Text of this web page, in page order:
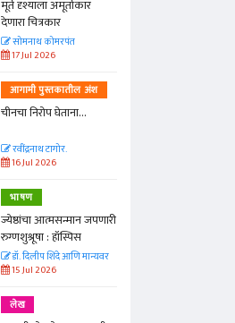
मूर्त दृश्याला अमूर्ताकार
देणारा चित्रकार
सोमनाथ कोमरपंत
17 Jul 2026
आगामी पुस्तकातील अंश
चीनचा निरोप घेताना...
रवींद्रनाथ टागोर.
16 Jul 2026
भाषण
ज्येष्ठांचा आत्मसन्मान जपणारी
रुग्णशुश्रूषा : हॉस्पिस
डॉ. दिलीप शिंदे आणि मान्यवर
15 Jul 2026
लेख